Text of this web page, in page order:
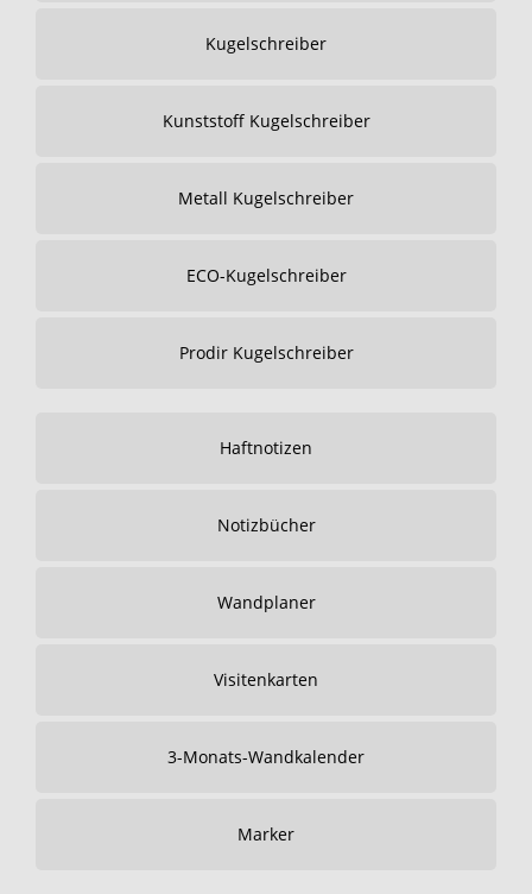
Kugelschreiber
Kunststoff Kugelschreiber
Metall Kugelschreiber
ECO-Kugelschreiber
Prodir Kugelschreiber
Haftnotizen
Notizbücher
Wandplaner
Visitenkarten
3-Monats-Wandkalender
Marker